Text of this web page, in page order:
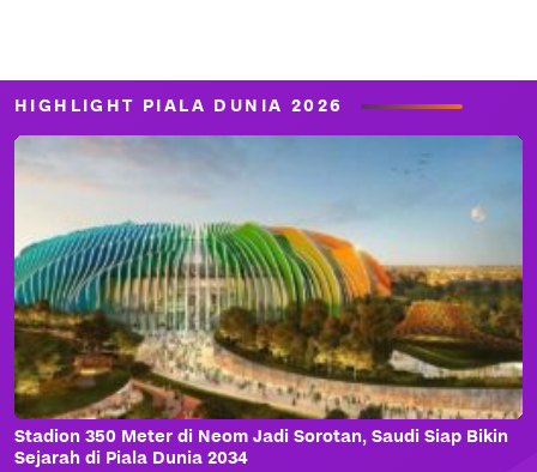
HIGHLIGHT PIALA DUNIA 2026
Stadion 350 Meter di Neom Jadi Sorotan, Saudi Siap Bikin
Sejarah di Piala Dunia 2034